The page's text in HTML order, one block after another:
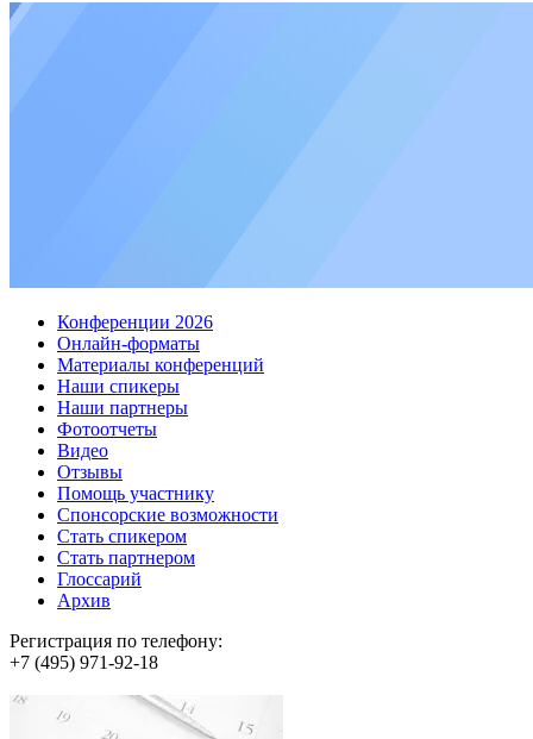
Конференции 2026
Онлайн-форматы
Материалы конференций
Наши спикеры
Наши партнеры
Фотоотчеты
Видео
Отзывы
Помощь участнику
Спонсорские возможности
Стать спикером
Стать партнером
Глоссарий
Архив
Регистрация по телефону:
+7 (495) 971-92-18